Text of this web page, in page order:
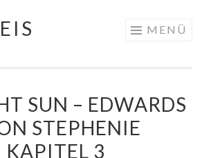
MENÜ
SUN – EDWARDS
STEPHENIE
KAPITEL 3